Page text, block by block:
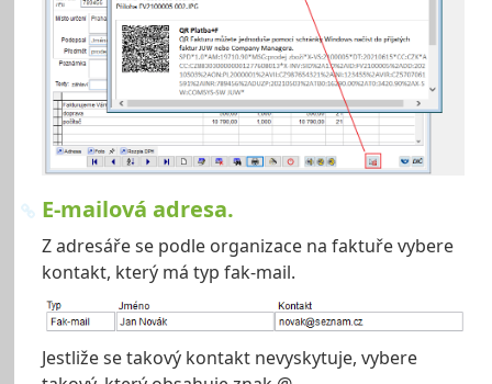
E-mailová adresa.
Z adresáře se podle organizace na faktuře vybere
kontakt, který má typ fak-mail.
Jestliže se takový kontakt nevyskytuje, vybere